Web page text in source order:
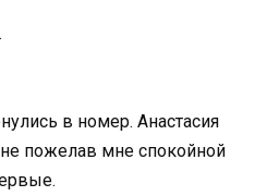
в номер. Анастасия
не пожелав мне спокойной